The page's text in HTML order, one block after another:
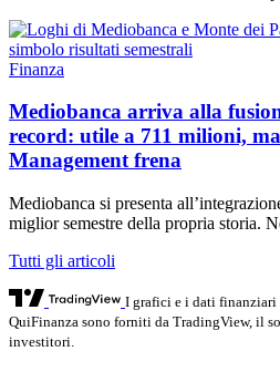
Finanza
Mediobanca arriva alla
record: utile a 711 milioni,
Management frena
Mediobanca si presenta
miglior semestre della propria storia.
Tutti gli articoli
I grafici e i dati finanziari
QuiFinanza sono forniti da TradingView, il
investitori.